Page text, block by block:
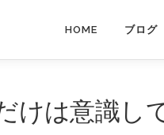
HOME ブログ
けは意識し